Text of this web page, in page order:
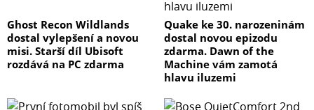
Ghost Recon Wildlands
dostal vylepšení a novou
misi. Starší díl Ubisoft
rozdává na PC zdarma
Quake ke 30. narozeninám
dostal novou epizodu
zdarma. Dawn of the
Machine vám zamotá
hlavu iluzemi